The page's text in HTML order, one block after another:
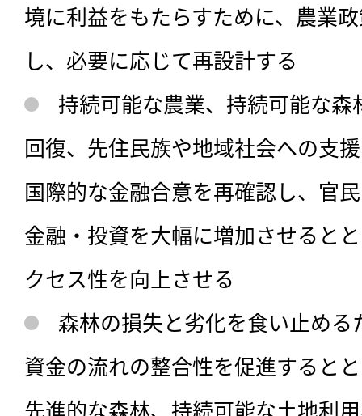
境に利益をもたらすために、農業
し、必要に応じて再設計する
持続可能な農業、持続可能な
回復、先住民族や地域社会への支
国際的な金融合意を再確認し、官
金融・投資を大幅に増加させると
クセス性を向上させる
森林の損失と劣化を食い止め
資金の流れの整合性を促進すると
先進的な森林、持続可能な土地利